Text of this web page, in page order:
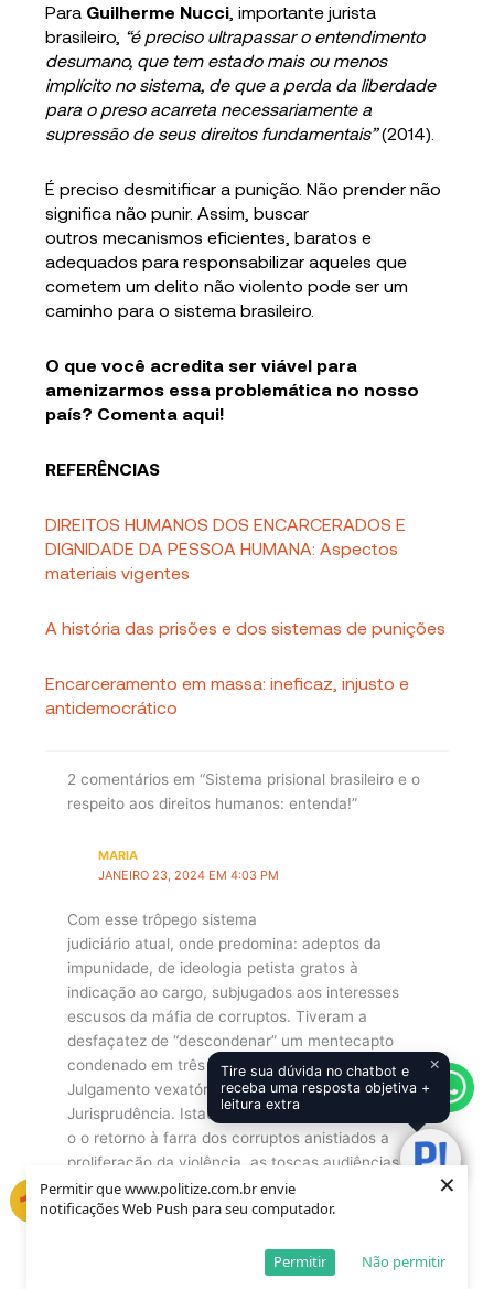
Permitir que www.politize.com.br envie
notificações Web Push para seu computador.
Não permitir
Permitir
×
Para Guilherme Nucci , importante jurista
brasileiro, “é preciso ultrapassar o entendimento
desumano, que tem estado mais ou menos
implícito no sistema, de que a perda da liberdade
para o preso acarreta necessariamente a
supressão de seus direitos fundamentais”(2014).
É preciso desmitificar a punição. Não prender não
significa não punir. Assim, buscar
outros mecanismos eficientes, baratos e
adequados para responsabilizar aqueles que
cometem um delito não violento pode ser um
caminho para o sistema brasileiro.
O que você acredita ser viável para
amenizarmos essa problemática no nosso
país? Comenta aqui!
REFERÊNCIAS
DIREITOS HUMANOS DOS ENCARCERADOS E
DIGNIDADE DA PESSOA HUMANA: Aspectos
materiais vigentes
A história das prisões e dos sistemas de punições
Encarceramento em massa: ineficaz, injusto e
antidemocrático
2 comentários em “Sistema prisional brasileiro e o
respeito aos direitos humanos: entenda!”
MARIA
JANEIRO 23, 2024 EM 4:03 PM
Com esse trôpego sistema
judiciário atual, onde predomina: adeptos da
impunidade, de ideologia petista gratos à
indicação ao cargo, subjugados aos interesses
escusos da máfia de corruptos. Tiveram a
desfaçatez de “descondenar” um mentecapto
condenado em três instâncias, num
Julgamento vexatório, sem precedentes na
Jurisprudência. Istaurando ali o fim da Lava Jato,
o o retorno à farra dos corruptos anistiados a
proliferação da violência, as toscas audiências de
custódia, que
garantem o retorno dos criminosos às ruas
sem correr o risco de ser assaltado ou morto. Não
Tire sua dúvida no chatbot e
receba uma resposta objetiva +
leitura extra
×